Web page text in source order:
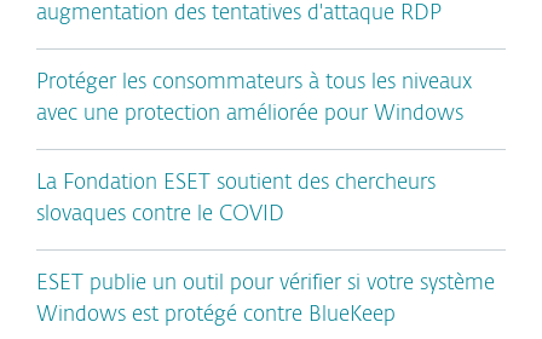
augmentation des tentatives d'attaque RDP
Protéger les consommateurs à tous les niveaux
avec une protection améliorée pour Windows
La Fondation ESET soutient des chercheurs
slovaques contre le COVID
ESET publie un outil pour vérifier si votre système
Windows est protégé contre BlueKeep